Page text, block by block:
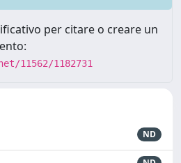
per citare o creare un
11562/1182731
ND